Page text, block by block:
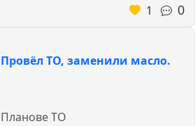
1
0
Провёл ТО, заменили масло.
Планове ТО